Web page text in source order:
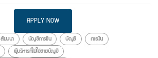
APPLY NOW
สัมมนา บัญชีการเงิน บัญชี
การเงิน
ผู้บริหารที่ไม่ใช่สายบัญชี